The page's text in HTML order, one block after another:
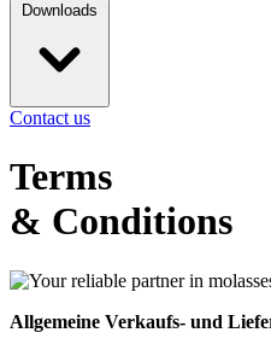
Downloads
Contact us
Terms
& Conditions
Allgemeine Verkaufs- und